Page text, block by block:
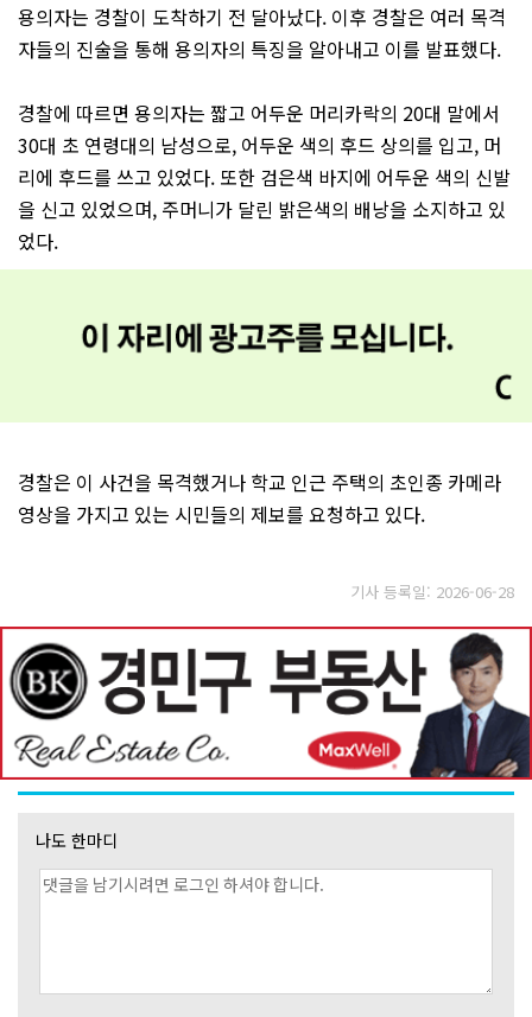
용의자는 경찰이 도착하기 전 달아났다. 이후 경찰은 여러 목격
자들의 진술을 통해 용의자의 특징을 알아내고 이를 발표했다.
경찰에 따르면 용의자는 짧고 어두운 머리카락의 20대 말에서
30대 초 연령대의 남성으로, 어두운 색의 후드 상의를 입고, 머
리에 후드를 쓰고 있었다. 또한 검은색 바지에 어두운 색의 신발
을 신고 있었으며, 주머니가 달린 밝은색의 배낭을 소지하고 있
었다.
경찰은 이 사건을 목격했거나 학교 인근 주택의 초인종 카메라
영상을 가지고 있는 시민들의 제보를 요청하고 있다.
기사 등록일: 2026-06-28
나도 한마디